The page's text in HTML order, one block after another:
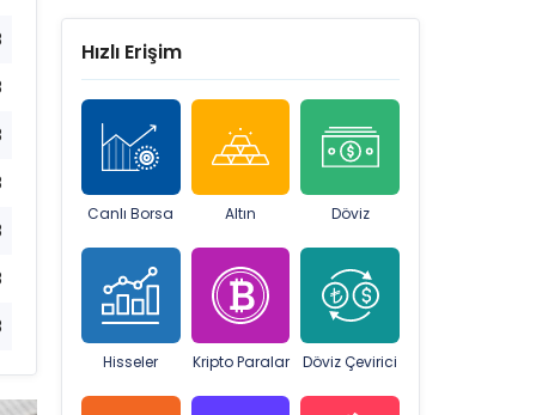
Hızlı Erişim
Canlı Borsa Altın Döviz
Hisseler Kripto Paralar Döviz Çevirici